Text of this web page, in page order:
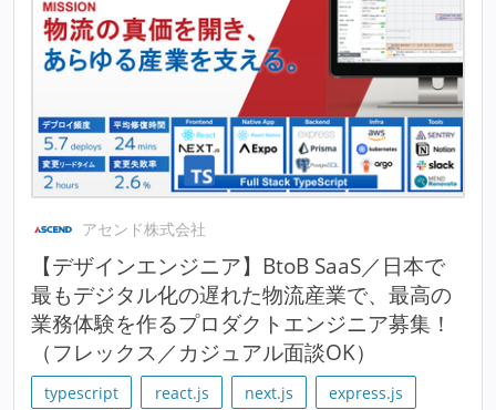
アセンド株式会社
【デザインエンジニア】BtoB SaaS／日本で
最もデジタル化の遅れた物流産業で、最高の
業務体験を作るプロダクトエンジニア募集！
（フレックス／カジュアル面談OK）
typescript react.js next.js
express.js